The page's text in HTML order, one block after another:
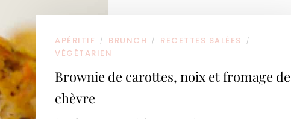
APÉRITIF / BRUNCH / RECETTES SALÉES /
VÉGÉTARIEN
Brownie de carottes, noix et fromage de
chèvre